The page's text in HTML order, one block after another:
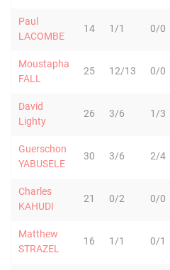
Paul
LACOMBE
14 1/1 0/0
Moustapha
FALL
25 12/13 0/0
David
Lighty
26 3/6 1/3
Guerschon
YABUSELE
30 3/6 2/4
Charles
KAHUDI
21 0/2 0/0
Matthew
STRAZEL
16 1/1 0/1